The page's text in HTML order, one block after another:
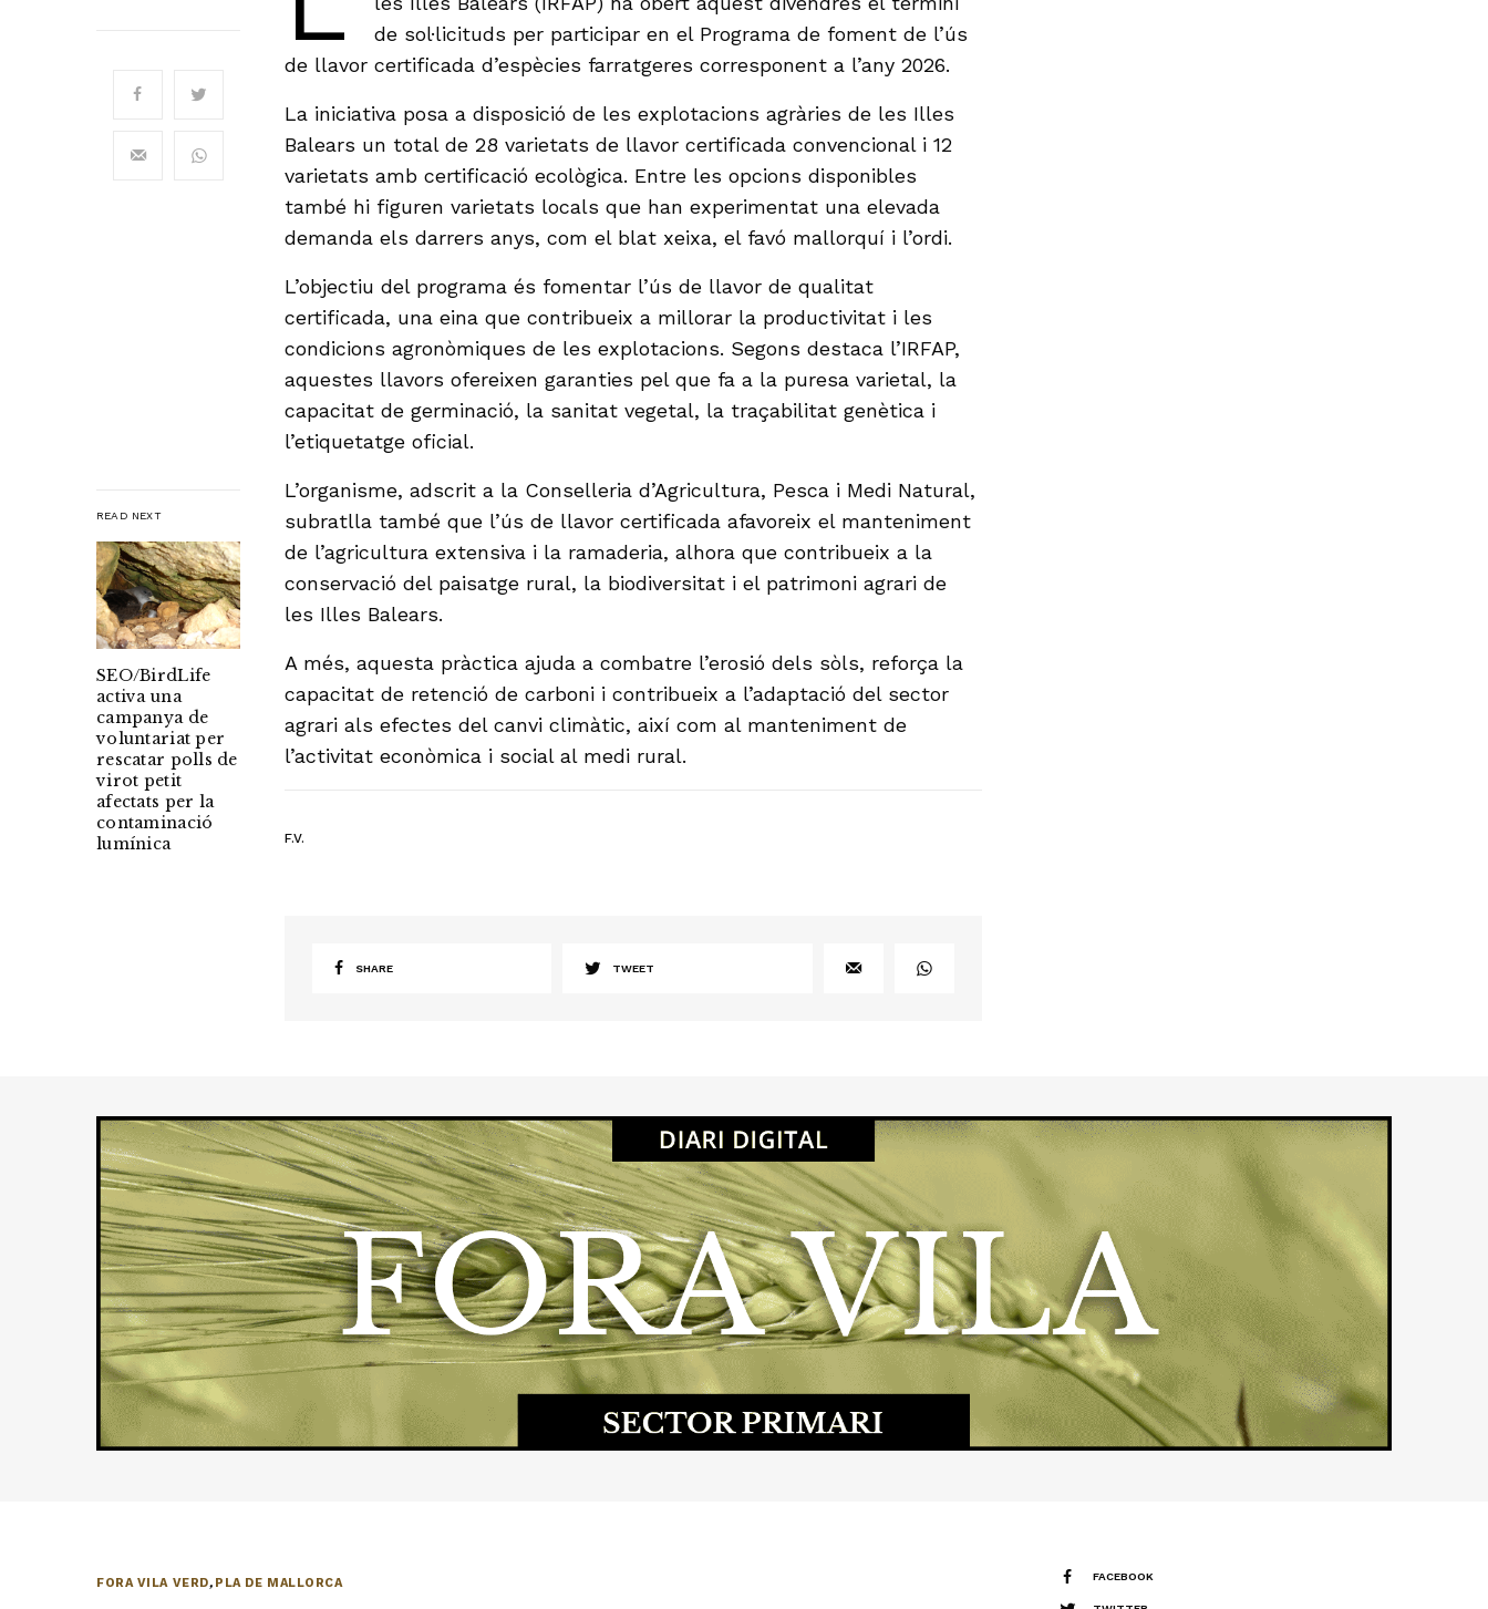
READ NEXT
SEO/BirdLife
activa una
campanya de
voluntariat per
rescatar polls de
virot petit
afectats per la
contaminació
lumínica
de sol·licituds per participar en el Programa de foment de l’ús
de llavor certificada d’espècies farratgeres corresponent a l’any 2026.
La iniciativa posa a disposició de les explotacions agràries de les Illes
Balears un total de 28 varietats de llavor certificada convencional i 12
varietats amb certificació ecològica. Entre les opcions disponibles
també hi figuren varietats locals que han experimentat una elevada
demanda els darrers anys, com el blat xeixa, el favó mallorquí i l’ordi.
L’objectiu del programa és fomentar l’ús de llavor de qualitat
certificada, una eina que contribueix a millorar la productivitat i les
condicions agronòmiques de les explotacions. Segons destaca l’IRFAP,
aquestes llavors ofereixen garanties pel que fa a la puresa varietal, la
capacitat de germinació, la sanitat vegetal, la traçabilitat genètica i
l’etiquetatge oficial.
L’organisme, adscrit a la Conselleria d’Agricultura, Pesca i Medi Natural,
subratlla també que l’ús de llavor certificada afavoreix el manteniment
de l’agricultura extensiva i la ramaderia, alhora que contribueix a la
conservació del paisatge rural, la biodiversitat i el patrimoni agrari de
les Illes Balears.
A més, aquesta pràctica ajuda a combatre l’erosió dels sòls, reforça la
capacitat de retenció de carboni i contribueix a l’adaptació del sector
agrari als efectes del canvi climàtic, així com al manteniment de
l’activitat econòmica i social al medi rural.
F.V.
SHARE TWEET
FORA VILA VERD, PLA DE MALLORCA FACEBOOK